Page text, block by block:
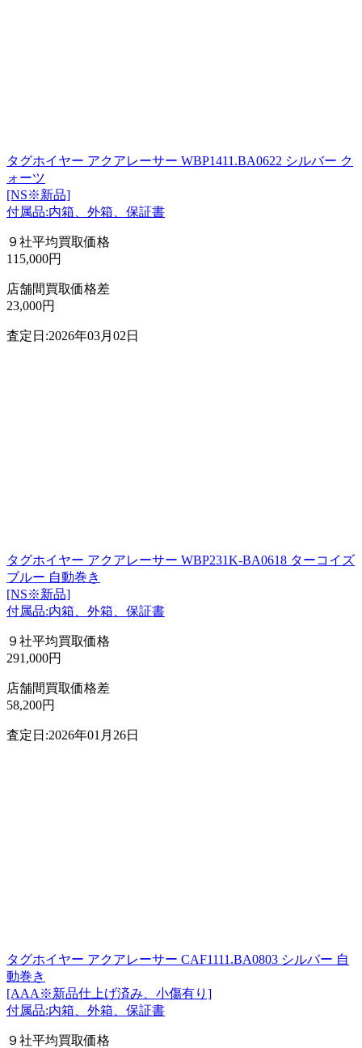
タグホイヤー アクアレーサー WBP1411.BA0622 シルバー ク
ォーツ
[NS※新品]
付属品:内箱、外箱、保証書
９社平均買取価格
115,000円
店舗間買取価格差
23,000円
査定日:2026年03月02日
タグホイヤー アクアレーサー WBP231K-BA0618 ターコイズ
ブルー 自動巻き
[NS※新品]
付属品:内箱、外箱、保証書
９社平均買取価格
291,000円
店舗間買取価格差
58,200円
査定日:2026年01月26日
タグホイヤー アクアレーサー CAF1111.BA0803 シルバー 自
動巻き
[AAA※新品仕上げ済み、小傷有り]
付属品:内箱、外箱、保証書
９社平均買取価格